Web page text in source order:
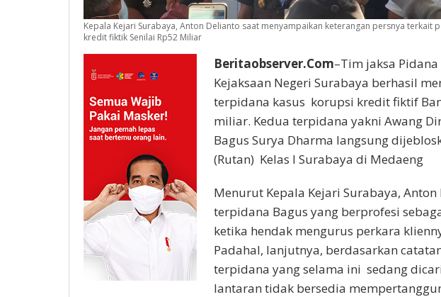
Kepala Kejari Surabaya, Anton Delianto saat menyampaikan keterangan persnya terkait
kredit fiktik Senilai Rp52 Miliar
Beritaobserver.Com–Tim jaksa
Kejaksaan Negeri Surabaya berhasil
terpidana kasus korupsi kredit fiktif
miliar. Kedua terpidana yakni Awang
Bagus Surya Dharma langsung
(Rutan) Kelas I Surabaya di Medaeng
Menurut Kepala Kejari Surabaya, Anton
terpidana Bagus yang berprofesi
ketika hendak mengurus perkara
Padahal, lanjutnya, berdasarkan
terpidana yang selama ini sedang
lantaran tidak bersedia